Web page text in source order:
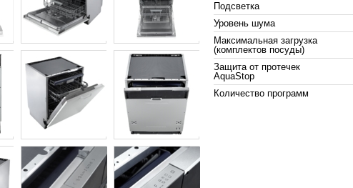
Подсветка
Уровень шума
Максимальная загрузка
(комплектов посуды)
Защита от протечек
AquaStop
Количество программ